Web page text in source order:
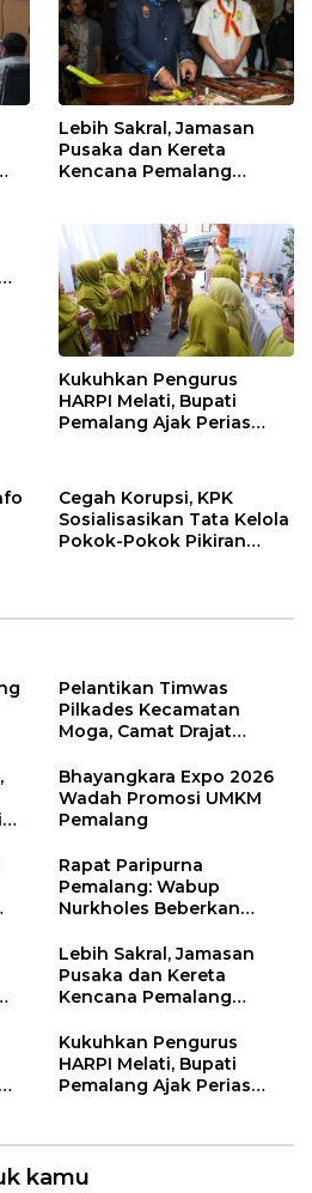
Lebih Sakral, Jamasan
Pusaka dan Kereta
Kencana Pemalang
Kukuhkan Pengurus
HARPI Melati, Bupati
Pemalang Ajak Perias
Cegah Korupsi, KPK
Sosialisasikan Tata Kelola
Pokok-Pokok Pikiran
Pelantikan Timwas
Pilkades Kecamatan
Moga, Camat Drajat
Larangan
Bhayangkara Expo 2026
Wadah Promosi UMKM
Pemalang
Rapat Paripurna
Pemalang: Wabup
Nurkholes Beberkan
Masukan Fraksi DPRD
Lebih Sakral, Jamasan
Pusaka dan Kereta
Kencana Pemalang
Ndalem Notonagoro
Kukuhkan Pengurus
HARPI Melati, Bupati
Pemalang Ajak Perias
kamu